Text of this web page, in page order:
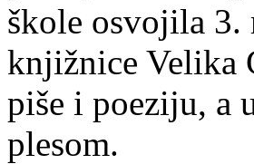
škole osvojila 3.
knjižnice Velika
piše i poeziju, a
plesom.